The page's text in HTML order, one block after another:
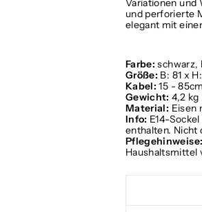
Variationen und
und perforierte
elegant mit
Farbe: schwarz,
Größe: B: 81 x
Kabel: 15 -
Gewicht: 4,2 kg
Material: Eisen
Info: E14-
enthalten. Nicht
Pflegehinweise:
Haushaltsmittel